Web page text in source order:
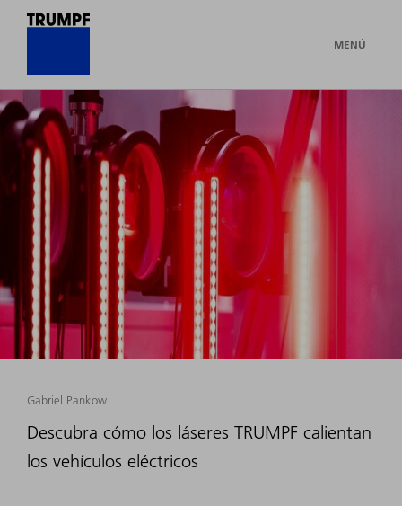
MENÚ
Gabriel Pankow
Descubra cómo los láseres TRUMPF calientan
los vehículos eléctricos